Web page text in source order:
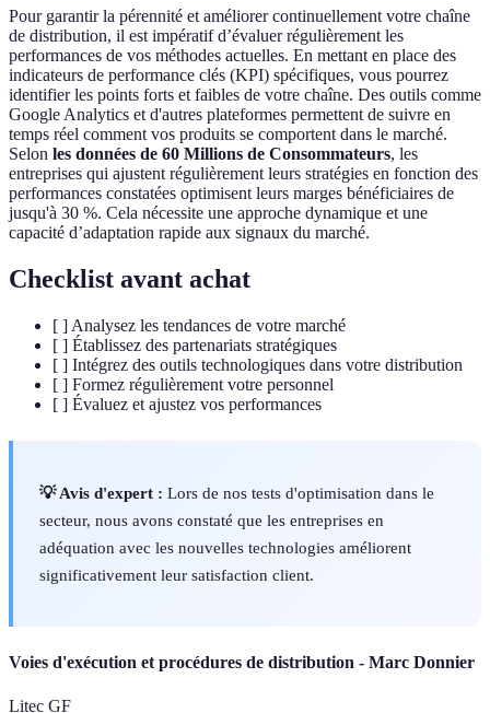
Pour garantir la pérennité et améliorer continuellement votre chaîne
de distribution, il est impératif d’évaluer régulièrement les
performances de vos méthodes actuelles. En mettant en place des
indicateurs de performance clés (KPI) spécifiques, vous pourrez
identifier les points forts et faibles de votre chaîne. Des outils comme
Google Analytics et d'autres plateformes permettent de suivre en
temps réel comment vos produits se comportent dans le marché.
Selon les données de 60 Millions de Consommateurs, les
entreprises qui ajustent régulièrement leurs stratégies en fonction des
performances constatées optimisent leurs marges bénéficiaires de
jusqu'à 30 %. Cela nécessite une approche dynamique et une
capacité d’adaptation rapide aux signaux du marché.
Checklist avant achat
[ ] Analysez les tendances de votre marché
[ ] Établissez des partenariats stratégiques
[ ] Intégrez des outils technologiques dans votre distribution
[ ] Formez régulièrement votre personnel
[ ] Évaluez et ajustez vos performances
💡 Avis d'expert : Lors de nos tests d'optimisation dans le
secteur, nous avons constaté que les entreprises en
adéquation avec les nouvelles technologies améliorent
significativement leur satisfaction client.
Voies d'exécution et procédures de distribution - Marc Donnier
Litec GF